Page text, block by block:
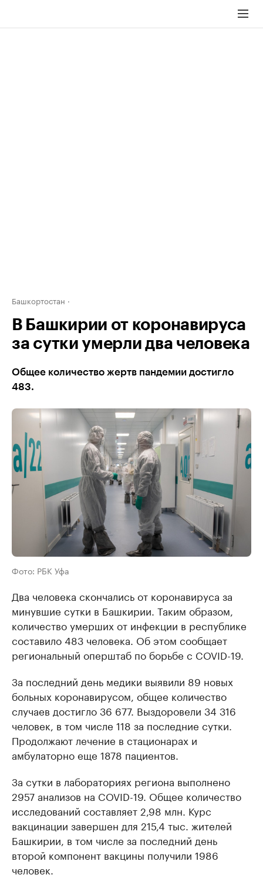
Башкортостан
В Башкирии от коронавируса
за сутки умерли два человека
Общее количество жертв пандемии достигло
483.
Фото: РБК Уфа
Два человека скончались от коронавируса за
минувшие сутки в Башкирии. Таким образом,
количество умерших от инфекции в республике
составило 483 человека. Об этом сообщает
региональный оперштаб по борьбе с COVID-19.
За последний день медики выявили 89 новых
больных коронавирусом, общее количество
случаев достигло 36 677. Выздоровели 34 316
человек, в том числе 118 за последние сутки.
Продолжают лечение в стационарах и
амбулаторно еще 1878 пациентов.
За сутки в лабораториях региона выполнено
2957 анализов на COVID-19. Общее количество
исследований составляет 2,98 млн. Курс
вакцинации завершен для 215,4 тыс. жителей
Башкирии, в том числе за последний день
второй компонент вакцины получили 1986
человек.